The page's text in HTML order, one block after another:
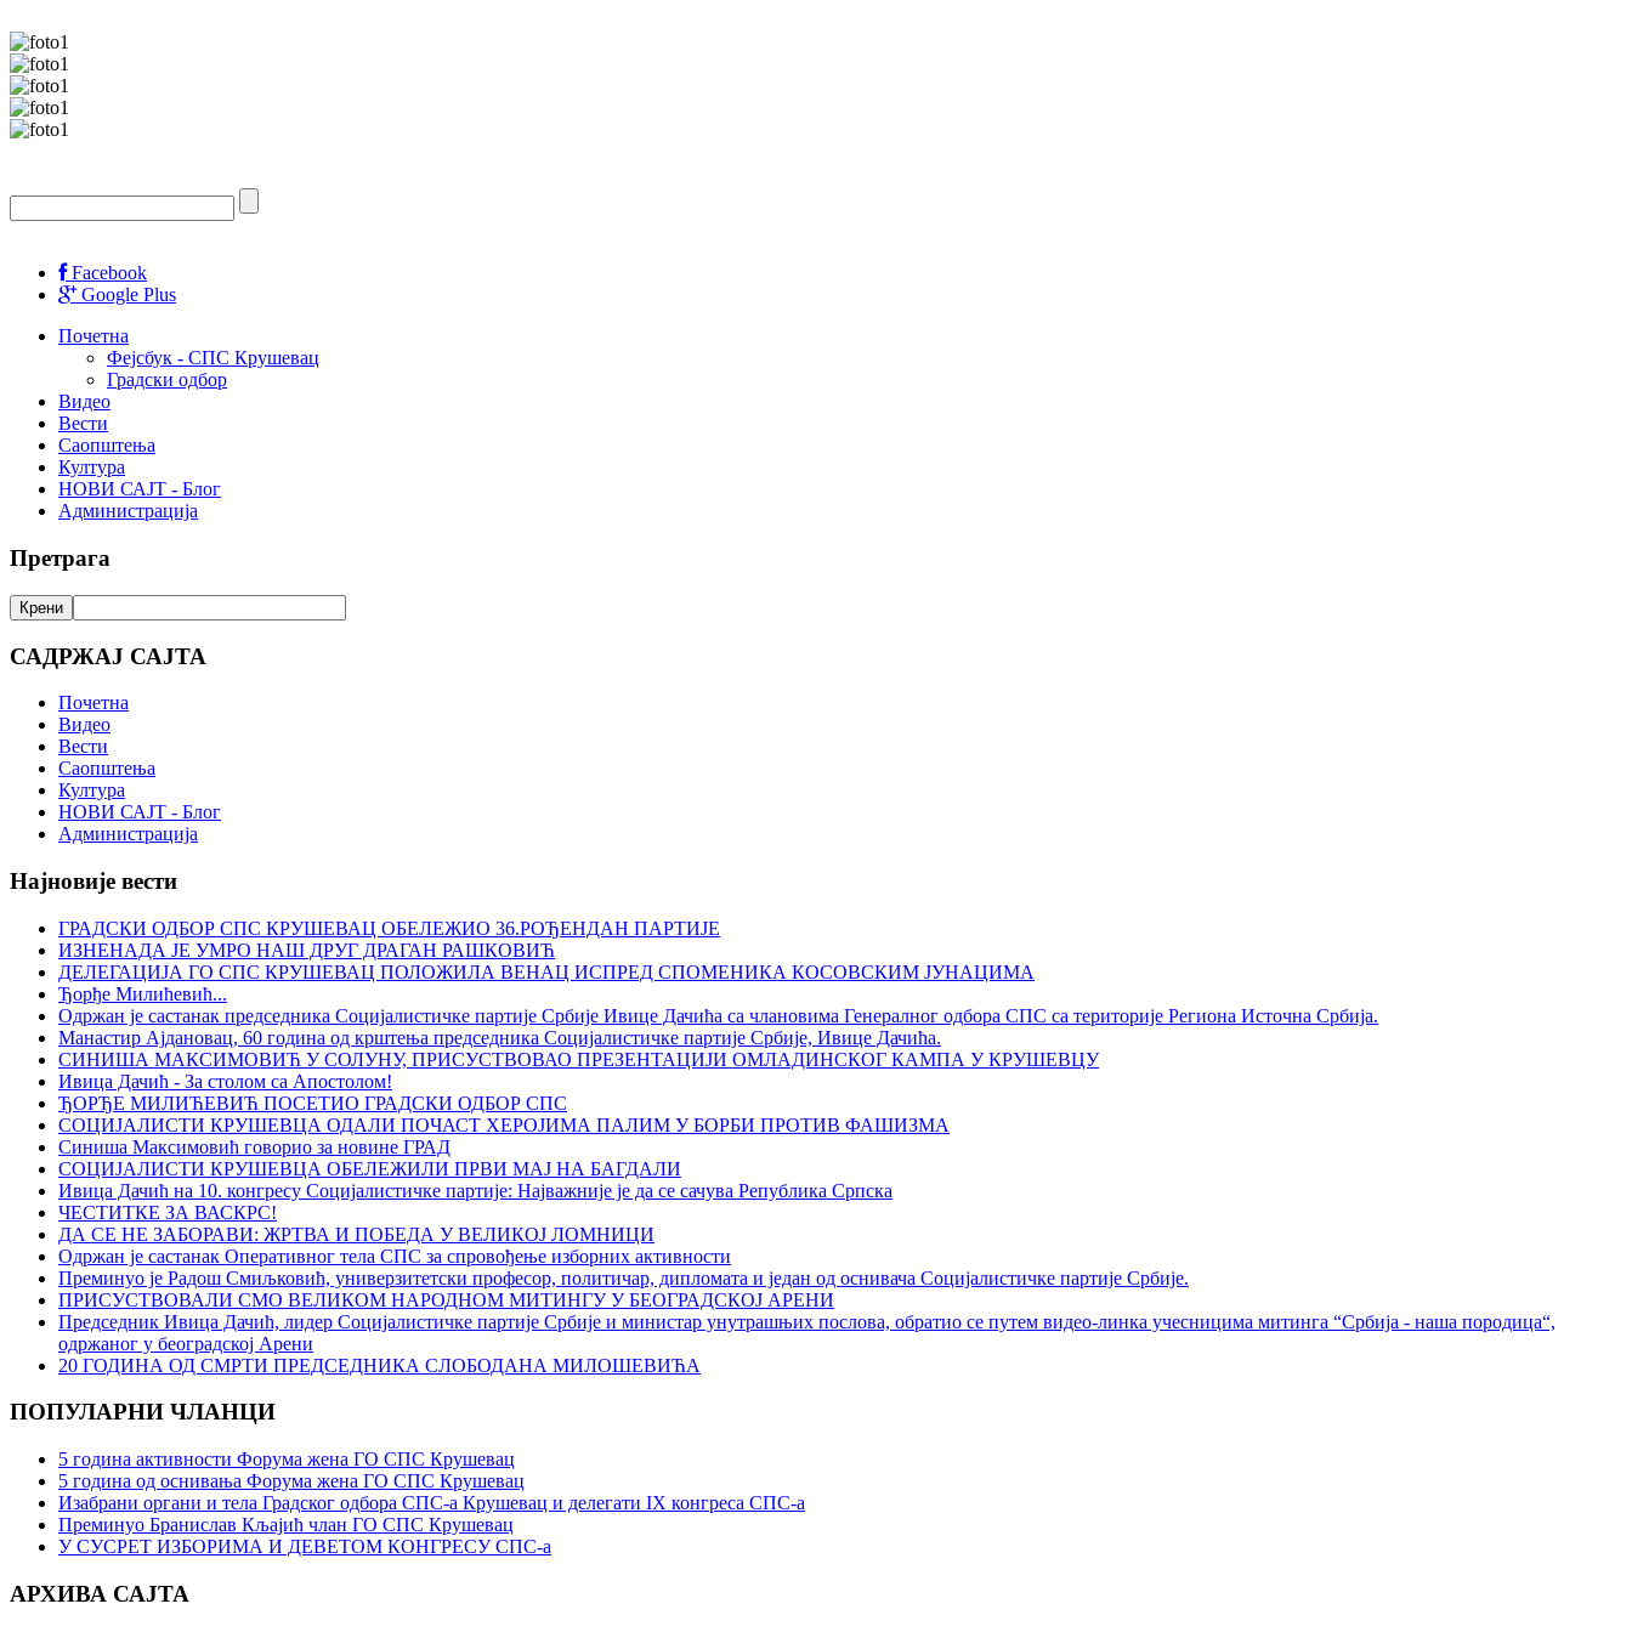
Facebook
Google Plus
Почетна
Фејсбук - СПС Крушевац
Градски одбор
Видео
Вести
Саопштења
Култура
НОВИ САЈТ - Блог
Администрација
Претрага
САДРЖАЈ САЈТА
Почетна
Видео
Вести
Саопштења
Култура
НОВИ САЈТ - Блог
Администрација
Најновије вести
ГРАДСКИ ОДБОР СПС КРУШЕВАЦ ОБЕЛЕЖИО 36.РОЂЕНДАН ПАРТИЈЕ
ИЗНЕНАДА ЈЕ УМРО НАШ ДРУГ ДРАГАН РАШКОВИЋ
ДЕЛЕГАЦИЈА ГО СПС КРУШЕВАЦ ПОЛОЖИЛА ВЕНАЦ ИСПРЕД СПОМЕНИКА КОСОВСКИМ ЈУНАЦИМА
Ђорђе Милићевић...
Одржан је састанак председника Социјалистичке партије Србије Ивице Дачића са члановима Генералног одбора СПС са територије Региона Источна Србија.
Манастир Ајдановац, 60 година од крштења председника Социјалистичке партије Србије, Ивице Дачића.
СИНИША МАКСИМОВИЋ У СОЛУНУ, ПРИСУСТВОВАО ПРЕЗЕНТАЦИЈИ ОМЛАДИНСКОГ КАМПА У КРУШЕВЦУ
Ивица Дачић - За столом са Апостолом!
ЂОРЂЕ МИЛИЋЕВИЋ ПОСЕТИО ГРАДСКИ ОДБОР СПС
СОЦИЈАЛИСТИ КРУШЕВЦА ОДАЛИ ПОЧАСТ ХЕРОЈИМА ПАЛИМ У БОРБИ ПРОТИВ ФАШИЗМА
Синиша Максимовић говорио за новине ГРАД
СОЦИЈАЛИСТИ КРУШЕВЦА ОБЕЛЕЖИЛИ ПРВИ МАЈ НА БАГДАЛИ
Ивица Дачић на 10. конгресу Социјалистичке партије: Најважније је да се сачува Република Српска
ЧЕСТИТКЕ ЗА ВАСКРС!
ДА СЕ НЕ ЗАБОРАВИ: ЖРТВА И ПОБЕДА У ВЕЛИКОЈ ЛОМНИЦИ
Oдржан је састанак Оперативног тела СПС за спровођење изборних активности
Преминуо је Радош Смиљковић, универзитетски професор, политичар, дипломата и један од оснивача Социјалистичке партије Србије.
ПРИСУСТВОВАЛИ СМО ВЕЛИКОМ НАРОДНОМ МИТИНГУ У БЕОГРАДСКОЈ АРЕНИ
Председник Ивица Дачић, лидер Социјалистичке партије Србије и министар унутрашњих послова, обратио се путем видео-линка учесницима митинга “Србија - наша породица“,
одржаног у београдској Арени
20 ГОДИНА ОД СМРТИ ПРЕДСЕДНИКА СЛОБОДАНА МИЛОШЕВИЋА
ПОПУЛАРНИ ЧЛАНЦИ
5 година активности Форума жена ГО СПС Крушевац
5 година од оснивања Форума жена ГО СПС Крушевац
Изабрани органи и тела Градског одбора СПС-а Крушевац и делегати IX конгреса СПС-а
Преминуо Бранислав Кљајић члан ГО СПС Крушевац
У СУСРЕТ ИЗБОРИМА И ДЕВЕТОМ КОНГРЕСУ СПС-а
АРХИВА САЈТА